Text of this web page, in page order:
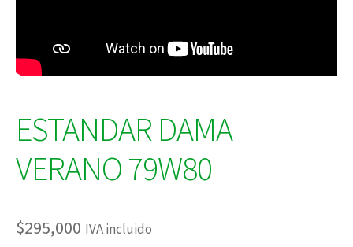
ESTANDAR DAMA
VERANO 79W80
$295,000 IVA incluido